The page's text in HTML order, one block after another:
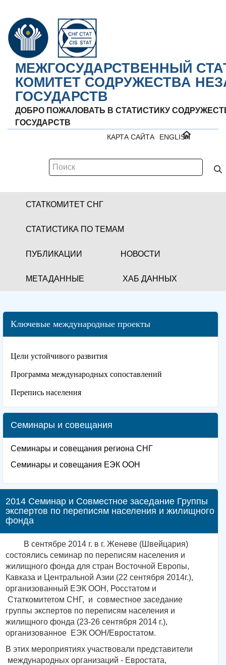
МЕЖГОСУДАРСТВЕННЫЙ
КОМИТЕТ СОДРУЖЕСТВА
ГОСУДАРСТВ
ДОБРО ПОЖАЛОВАТЬ В СТАТИСТИКУ
ГОСУДАРСТВ
ENGLISH
КАРТА САЙТА
СТАТКОМИТЕТ СНГ
СТАТИСТИКА ПО ТЕМАМ
ПУБЛИКАЦИИ НОВОСТИ
МЕТАДАННЫЕ ХАБ ДАННЫХ
Ключевые международные проекты
Цели устойчивого развития
Программа международных сопоставлений
Перепись населения
Семинары и совещания
Семинары и совещания региона СНГ
Семинары и совещания ЕЭК ООН
2014 Семинар и Совместное заседание Группы
экспертов по переписям населения и жилищного
фонда
В сентябре 2014 г. в г. Женеве (Швейцария)
состоялись семинар по переписям населения и
жилищного фонда для стран Восточной Европы,
Кавказа и Центральной Азии (22 сентября 2014г.),
организованный ЕЭК ООН, Росстатом и
Статкомитетом СНГ, и совместное заседание
группы экспертов по переписям населения и
жилищного фонда (23-26 сентября 2014 г.),
организованное ЕЭК ООН/Евростатом.
В этих мероприятиях участвовали представители
международных организаций - Евростата,